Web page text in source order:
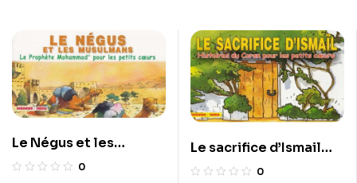
Le Négus et les
musulmans
0
Le sacrifice d’Ismail
histoires du coran pour
0